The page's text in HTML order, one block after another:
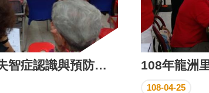
龍洲里健康失智症認識與預防講座花絮
108-04-25